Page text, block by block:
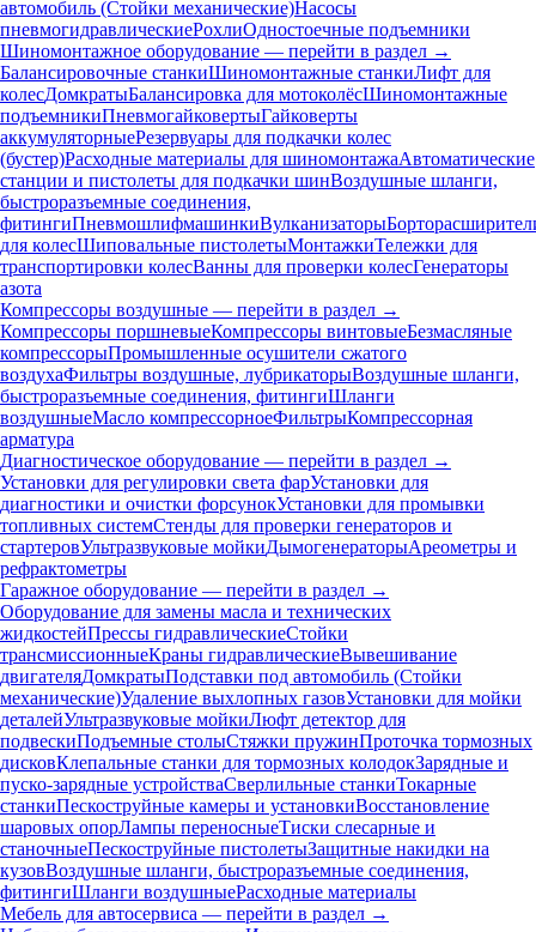
автомобиль (Стойки механические)Насосы
пневмогидравлическиеРохлиОдностоечные подъемники
Шиномонтажное оборудование — перейти в раздел →
Балансировочные станкиШиномонтажные станкиЛифт для
колесДомкратыБалансировка для мотоколёсШиномонтажные
подъемникиПневмогайковертыГайковерты
аккумуляторныеРезервуары для подкачки колес
(бустер)Расходные материалы для шиномонтажаАвтоматические
станции и пистолеты для подкачки шинВоздушные шланги,
быстроразъемные соединения,
фитингиПневмошлифмашинкиВулканизаторы
для колесШиповальные пистолетыМонтажкиТележки для
транспортировки колесВанны для проверки колесГенераторы
азота
Компрессоры воздушные — перейти в раздел →
Компрессоры поршневыеКомпрессоры винтовыеБезмасляные
компрессорыПромышленные осушители сжатого
воздухаФильтры воздушные, лубрикаторыВоздушные шланги,
быстроразъемные соединения, фитингиШланги
воздушныеМасло компрессорноеФильтрыКомпрессорная
арматура
Диагностическое оборудование — перейти в раздел →
Установки для регулировки света фарУстановки для
диагностики и очистки форсунокУстановки для промывки
топливных системСтенды для проверки генераторов и
стартеровУльтразвуковые мойкиДымогенераторыАреометры и
рефрактометры
Гаражное оборудование — перейти в раздел →
Оборудование для замены масла и технических
жидкостейПрессы гидравлическиеСтойки
трансмиссионныеКраны гидравлическиеВывешивание
двигателяДомкратыПодставки под автомобиль (Стойки
механические)Удаление выхлопных газовУстановки для мойки
деталейУльтразвуковые мойкиЛюфт детектор для
подвескиПодъемные столыСтяжки пружинПроточка тормозных
дисковКлепальные станки для тормозных колодокЗарядные и
пуско-зарядные устройстваСверлильные станкиТокарные
станкиПескоструйные камеры и установкиВосстановление
шаровых опорЛампы переносныеТиски слесарные и
станочныеПескоструйные пистолетыЗащитные накидки на
кузовВоздушные шланги, быстроразъемные соединения,
фитингиШланги воздушныеРасходные материалы
Мебель для автосервиса — перейти в раздел →